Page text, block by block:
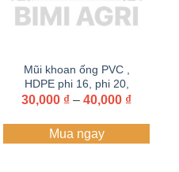
Mũi khoan ống PVC ,
HDPE phi 16, phi 20,
phi 21, phi 27, phi 34
30,000 ₫ – 40,000 ₫Khoảng
từ
Mua ngay